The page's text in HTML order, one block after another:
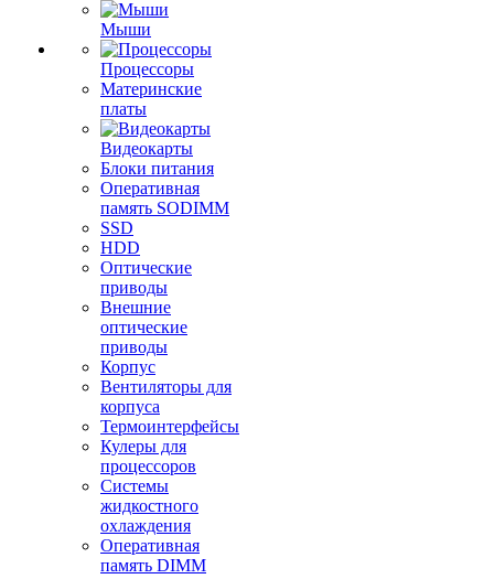
Мыши
Процессоры
Материнские
платы
Видеокарты
Блоки питания
Оперативная
память SODIMM
SSD
HDD
Оптические
приводы
Внешние
оптические
приводы
Корпус
Вентиляторы для
корпуса
Термоинтерфейсы
Кулеры для
процессоров
Системы
жидкостного
охлаждения
Оперативная
память DIMM